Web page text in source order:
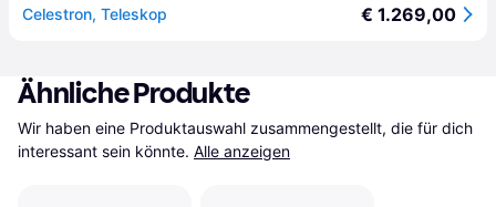
Celestron, Teleskop € 1.269,00
Ähnliche Produkte
Wir haben eine Produktauswahl zusammengestellt, die für dich
interessant sein könnte. Alle anzeigen